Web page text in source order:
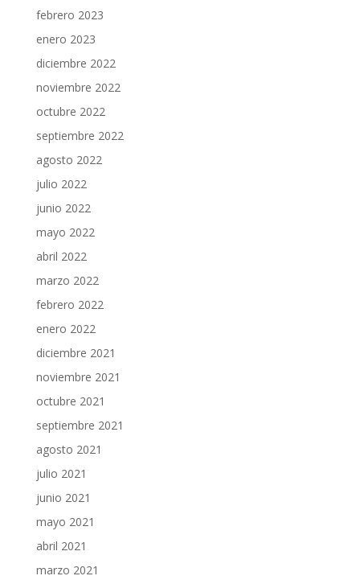
febrero 2023
enero 2023
diciembre 2022
noviembre 2022
octubre 2022
septiembre 2022
agosto 2022
julio 2022
junio 2022
mayo 2022
abril 2022
marzo 2022
febrero 2022
enero 2022
diciembre 2021
noviembre 2021
octubre 2021
septiembre 2021
agosto 2021
julio 2021
junio 2021
mayo 2021
abril 2021
marzo 2021